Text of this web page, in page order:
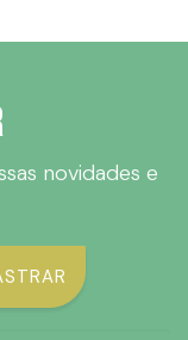
novidades e